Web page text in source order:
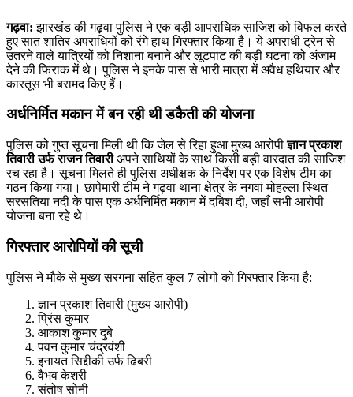
गढ़वा: झारखंड की गढ़वा पुलिस ने एक बड़ी आपराधिक साजिश को विफल करते
हुए सात शातिर अपराधियों को रंगे हाथ गिरफ्तार किया है। ये अपराधी ट्रेन से
उतरने वाले यात्रियों को निशाना बनाने और लूटपाट की बड़ी घटना को अंजाम
देने की फिराक में थे। पुलिस ने इनके पास से भारी मात्रा में अवैध हथियार और
कारतूस भी बरामद किए हैं।
अर्धनिर्मित मकान में बन रही थी डकैती की योजना
पुलिस को गुप्त सूचना मिली थी कि जेल से रिहा हुआ मुख्य आरोपीज्ञान प्रकाश
तिवारी उर्फ राजन तिवारीअपने साथियों के साथ किसी बड़ी वारदात की साजिश
रच रहा है। सूचना मिलते ही पुलिस अधीक्षक के निर्देश पर एक विशेष टीम का
गठन किया गया। छापेमारी टीम ने गढ़वा थाना क्षेत्र के नगवां मोहल्ला स्थित
सरसतिया नदी के पास एक अर्धनिर्मित मकान में दबिश दी, जहाँ सभी आरोपी
योजना बना रहे थे।
गिरफ्तार आरोपियों की सूची
पुलिस ने मौके से मुख्य सरगना सहित कुल 7 लोगों को गिरफ्तार किया है:
ज्ञान प्रकाश तिवारी (मुख्य आरोपी)
प्रिंस कुमार
आकाश कुमार दुबे
पवन कुमार चंद्रवंशी
इनायत सिद्दीकी उर्फ ढिबरी
वैभव केशरी
संतोष सोनी